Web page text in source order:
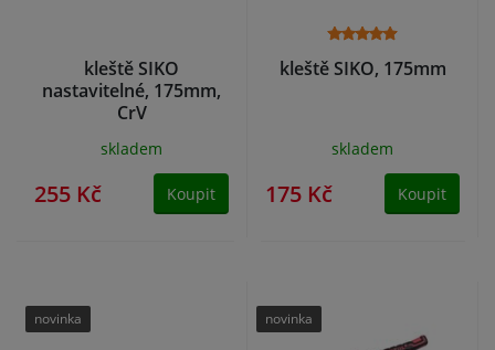
kleště SIKO
nastavitelné, 175mm,
CrV
skladem
255 Kč Koupit
kleště SIKO, 175mm
skladem
175 Kč Koupit
novinka novinka